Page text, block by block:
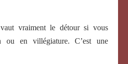
vraiment le détour si vous
ou en villégiature. C’est une